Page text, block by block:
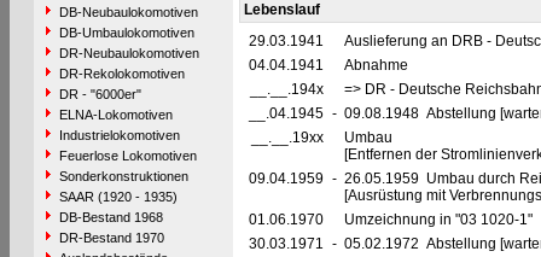
DB-Neubaulokomotiven
DB-Umbaulokomotiven
DR-Neubaulokomotiven
DR-Rekolokomotiven
DR - "6000er"
ELNA-Lokomotiven
Industrielokomotiven
Feuerlose Lokomotiven
Sonderkonstruktionen
SAAR (1920 - 1935)
DB-Bestand 1968
DR-Bestand 1970
Lebenslauf
29.03.1941
Auslieferung an DRB -
04.04.1941
Abnahme
__.__.194x
=> DR - Deutsche
__.04.1945 - 09.08.1948 Abstellung
__.__.19xx
Umbau
[Entfernen der
09.04.1959 - 26.05.1959 Umbau durch
[Ausrüstung mit
01.06.1970
Umzeichnung in "03 1020-1"
30.03.1971 - 05.02.1972 Abstellung